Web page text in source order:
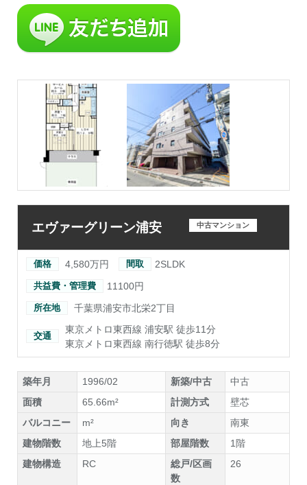
エヴァーグリーン浦安 中古マンション
価格 4,580万円 間取 2SLDK
共益費・管理費 11100円
所在地 千葉県浦安市北栄2丁目
交通
東京メトロ東西線 浦安駅 徒歩11分
東京メトロ東西線 南行徳駅 徒歩8分
築年月 1996/02 新築/中古
中古
面積
65.66m² 計測方式
壁芯
バルコニー
m² 向き
南東
建物階数
地上5階 部屋階数
1階
建物構造
RC
総戸/区画
数
26